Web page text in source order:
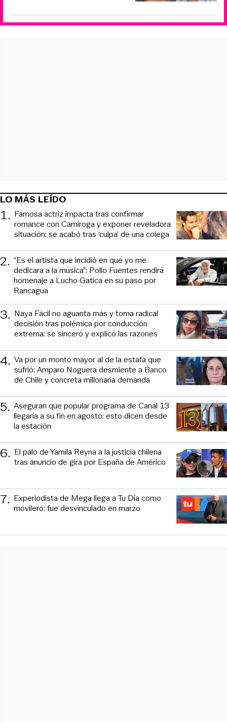
LO MÁS LEÍDO
1. Famosa actriz impacta tras confirmar
romance con Camiroga y exponer reveladora
situación: se acabó tras ‘culpa’ de una colega
2. “Es el artista que incidió en que yo me
dedicara a la música”: Pollo Fuentes rendirá
homenaje a Lucho Gatica en su paso por
Rancagua
3. Naya Fácil no aguanta más y toma radical
decisión tras polémica por conducción
extrema: se sinceró y explicó las razones
4. Va por un monto mayor al de la estafa que
sufrió: Amparo Noguera desmiente a Banco
de Chile y concreta millonaria demanda
5. Aseguran que popular programa de Canal 13
llegaría a su fin en agosto: esto dicen desde
la estación
6. El palo de Yamila Reyna a la justicia chilena
tras anuncio de gira por España de Américo
7. Experiodista de Mega llega a Tu Día como
movilero: fue desvinculado en marzo